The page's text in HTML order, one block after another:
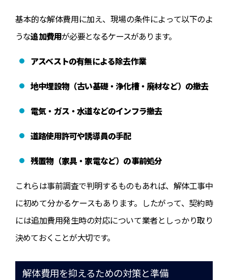
基本的な解体費用に加え、現場の条件によって以下のよ
うな追加費用が必要となるケースがあります。
アスベストの有無による除去作業
地中埋設物（古い基礎・浄化槽・廃材など）の撤去
電気・ガス・水道などのインフラ撤去
道路使用許可や誘導員の手配
残置物（家具・家電など）の事前処分
これらは事前調査で判明するものもあれば、解体工事中
に初めて分かるケースもあります。したがって、契約時
には追加費用発生時の対応について業者としっかり取り
決めておくことが大切です。
解体費用を抑えるための対策と準備